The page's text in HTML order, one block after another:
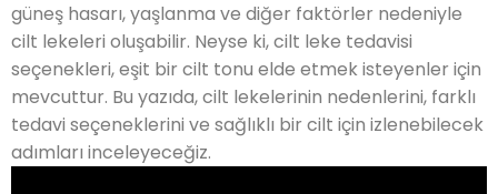
güneş hasarı, yaşlanma ve diğer faktörler nedeniyle
cilt lekeleri oluşabilir. Neyse ki, cilt leke tedavisi
seçenekleri, eşit bir cilt tonu elde etmek isteyenler için
mevcuttur. Bu yazıda, cilt lekelerinin nedenlerini, farklı
tedavi seçeneklerini ve sağlıklı bir cilt için izlenebilecek
adımları inceleyeceğiz.